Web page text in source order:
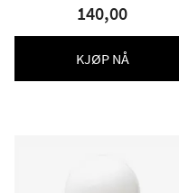
140,00
KJØP NÅ